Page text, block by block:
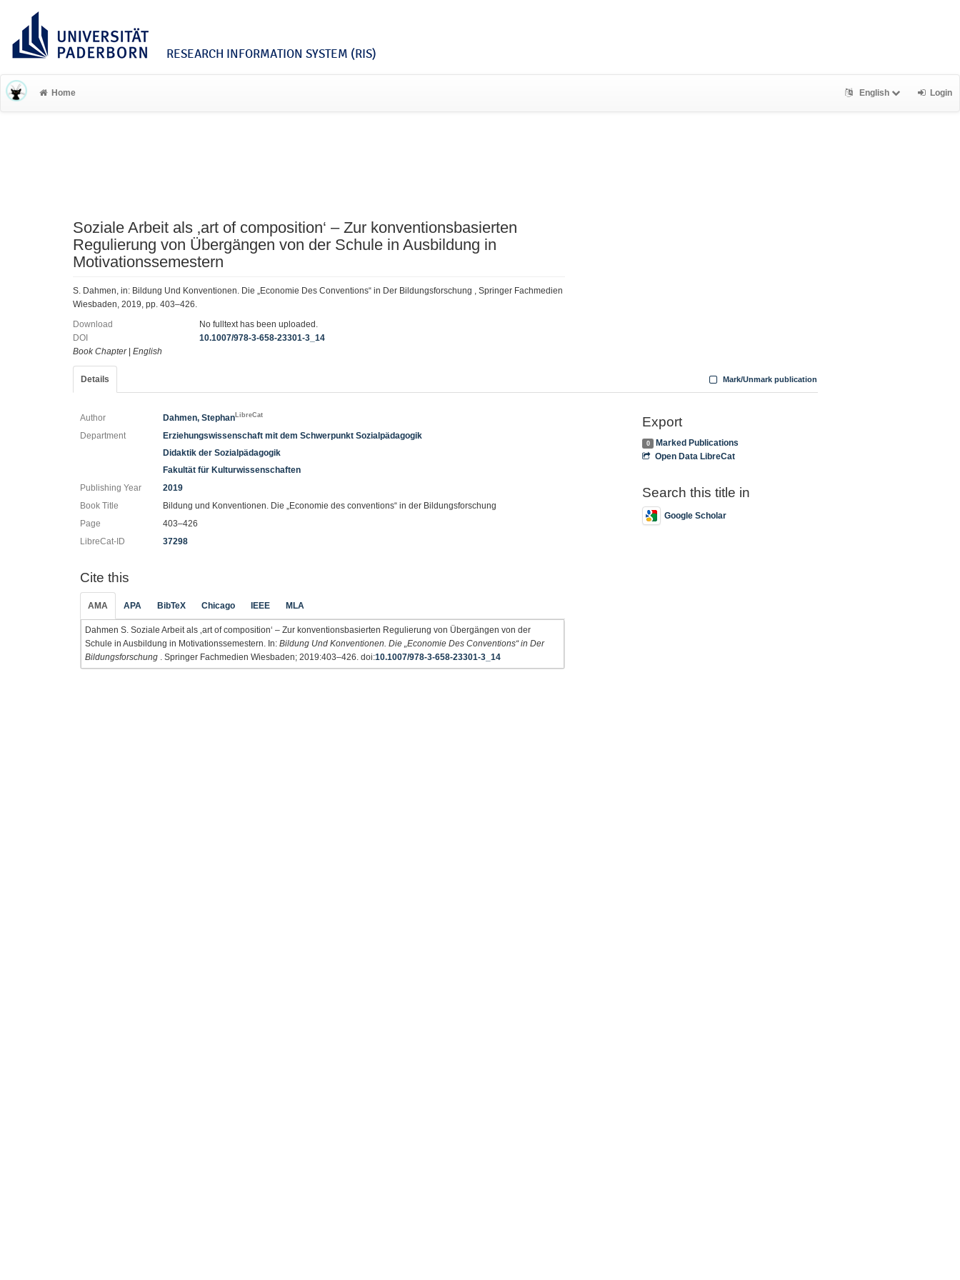
RESEARCH INFORMATION SYSTEM (RIS)
Home English Login
Soziale Arbeit als ‚art of composition‘ – Zur konventionsbasierten
Regulierung von Übergängen von der Schule in Ausbildung in
Motivationssemestern
S. Dahmen, in: Bildung Und Konventionen. Die „Economie Des Conventions“ in Der Bildungsforschung , Springer Fachmedien
Wiesbaden, 2019, pp. 403–426.
Download
No fulltext has been uploaded.
DOI
10.1007/978-3-658-23301-3_14
Book Chapter| English
Details Mark/Unmark publication
Author Dahmen, StephanLibreCat
Department
Erziehungswissenschaft mit dem Schwerpunkt Sozialpädagogik
Didaktik der Sozialpädagogik
Fakultät für Kulturwissenschaften
Publishing Year
2019
Book Title
Bildung und Konventionen. Die „Economie des conventions“ in der Bildungsforschung
Page
403–426
LibreCat-ID
37298
Cite this
AMA APA BibTeX Chicago IEEE MLA
Dahmen S. Soziale Arbeit als ‚art of composition‘ – Zur konventionsbasierten Regulierung von Übergängen von der
Schule in Ausbildung in Motivationssemestern. In: Bildung Und Konventionen. Die „Economie Des Conventions“ in Der
Bildungsforschung
. Springer Fachmedien Wiesbaden; 2019:403–426. doi:10.1007/978-3-658-23301-3_14
Export
0
Marked Publications
Open Data LibreCat
Search this title in
Google Scholar